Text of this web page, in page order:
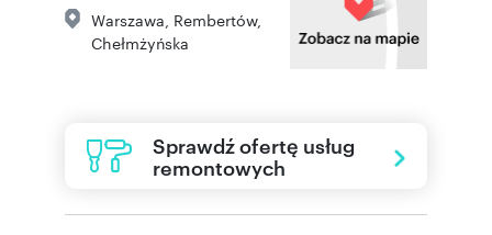
Warszawa Rembertów,
Chełmżyńska
Sprawdź ofertę usług
remontowych